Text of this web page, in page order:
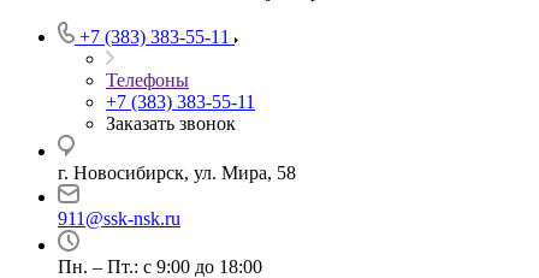
+7 (383) 383-55-11
Телефоны
+7 (383) 383-55-11
Заказать звонок
г. Новосибирск, ул. Мира, 58
911@ssk-nsk.ru
Пн. – Пт.: с 9:00 до 18:00